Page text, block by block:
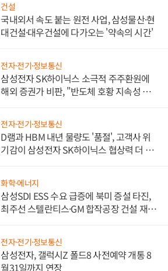
건설
국내외서 속도 붙는 원전 사업, 삼성물산·현
대건설·대우건설에 다가오는 '약속의 시간'
전자·전기·정보통신
삼성전자 SK하이닉스 소극적 주주환원에
해외 증권가 비판, "반도체 호황 지속성 의
전자·전기·정보통신
D램과 HBM 내년 물량도 '품절', 고객사 위
기감이 삼성전자 SK하이닉스 협상력 더 키
화학·에너지
삼성SDI ESS 수요 급증에 북미 증설 타진,
최주선 스텔란티스·GM 합작공장 건설 재추
전자·전기·정보통신
삼성전자, 갤럭시Z 폴드8 사전예약 개통 8
월31일까지 연장